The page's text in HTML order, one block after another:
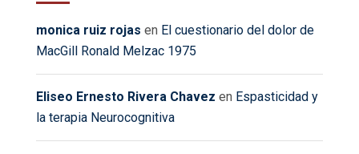
monica ruiz rojas en El cuestionario del dolor de
MacGill Ronald Melzac 1975
Eliseo Ernesto Rivera Chavez en Espasticidad y
la terapia Neurocognitiva